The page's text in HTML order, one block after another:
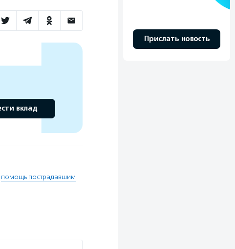
вклад
помощь пострадавшим
Прислать новость